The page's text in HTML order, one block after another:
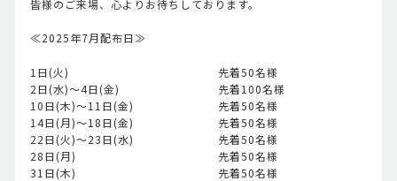
皆様のご来場、心よりお待ちしております。
≪2025年7月配布日≫
1日(火)
先着50名様
2日(水)～4日(金)
先着100名様
10日(木)～11日(金)
先着50名様
14日(月)～18日(金)
先着50名様
22日(火)～23日(水)
先着50名様
28日(月)
先着50名様
31日(木)
先着50名様